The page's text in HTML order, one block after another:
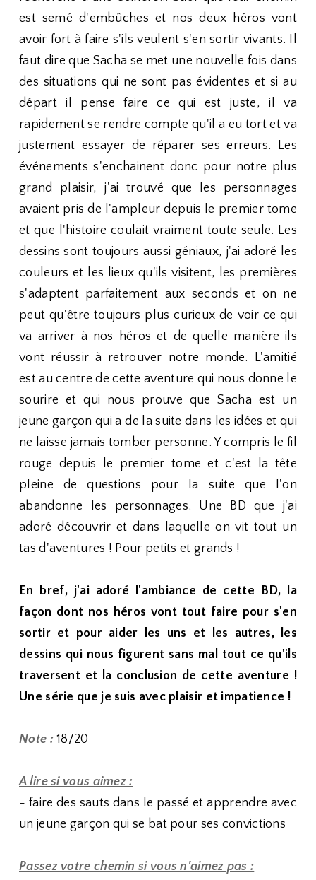
est semé d'embûches et nos deux héros vont
avoir fort à faire s'ils veulent s'en sortir vivants. Il
faut dire que Sacha se met une nouvelle fois dans
des situations qui ne sont pas évidentes et si au
départ il pense faire ce qui est juste, il va
rapidement se rendre compte qu'il a eu tort et va
justement essayer de réparer ses erreurs. Les
événements s'enchainent donc pour notre plus
grand plaisir, j'ai trouvé que les personnages
avaient pris de l'ampleur depuis le premier tome
et que l'histoire coulait vraiment toute seule. Les
dessins sont toujours aussi géniaux, j'ai adoré les
couleurs et les lieux qu'ils visitent, les premières
s'adaptent parfaitement aux seconds et on ne
peut qu'être toujours plus curieux de voir ce qui
va arriver à nos héros et de quelle manière ils
vont réussir à retrouver notre monde. L'amitié
est au centre de cette aventure qui nous donne le
sourire et qui nous prouve que Sacha est un
jeune garçon qui a de la suite dans les idées et qui
ne laisse jamais tomber personne. Y compris le fil
rouge depuis le premier tome et c'est la tête
pleine de questions pour la suite que l'on
abandonne les personnages. Une BD que j'ai
adoré découvrir et dans laquelle on vit tout un
tas d'aventures ! Pour petits et grands !
En bref, j'ai adoré l'ambiance de cette BD, la
façon dont nos héros vont tout faire pour s'en
sortir et pour aider les uns et les autres, les
dessins qui nous figurent sans mal tout ce qu'ils
traversent et la conclusion de cette aventure !
Une série que je suis avec plaisir et impatience !
Note : 18/20
A lire si vous aimez :
- faire des sauts dans le passé et apprendre avec
un jeune garçon qui se bat pour ses convictions
Passez votre chemin si vous n'aimez pas :